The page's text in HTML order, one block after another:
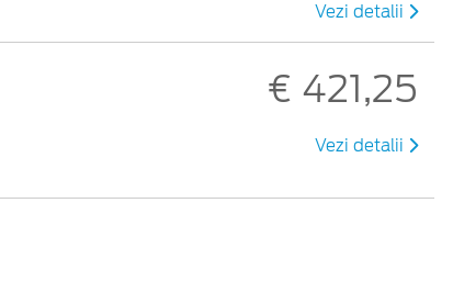
Vezi detalii
€ 421,25
Vezi detalii